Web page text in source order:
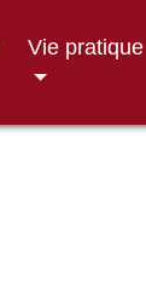
Vie pratique